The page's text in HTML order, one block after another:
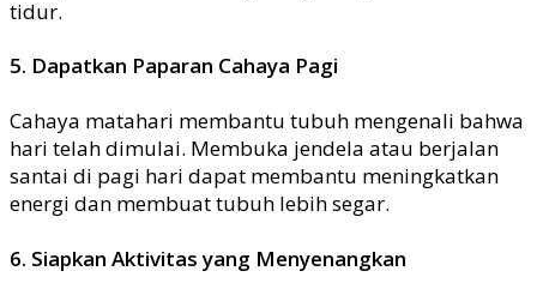
tidur.
5. Dapatkan Paparan Cahaya Pagi
Cahaya matahari membantu tubuh mengenali bahwa
hari telah dimulai. Membuka jendela atau berjalan
santai di pagi hari dapat membantu meningkatkan
energi dan membuat tubuh lebih segar.
6. Siapkan Aktivitas yang Menyenangkan